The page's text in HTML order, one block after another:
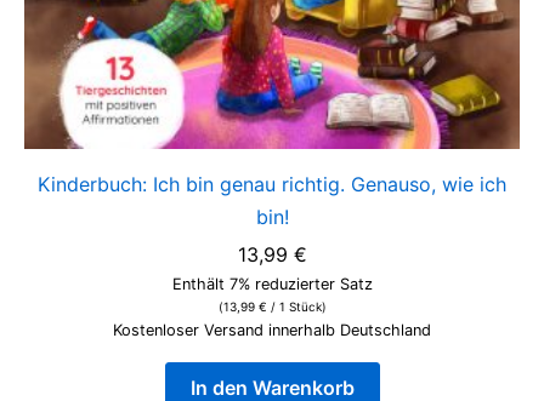
Kinderbuch: Ich bin genau richtig. Genauso, wie ich
bin!
13,99 €
Enthält 7% reduzierter Satz
(13,99 € / 1 Stück)
Kostenloser Versand innerhalb Deutschland
In den Warenkorb